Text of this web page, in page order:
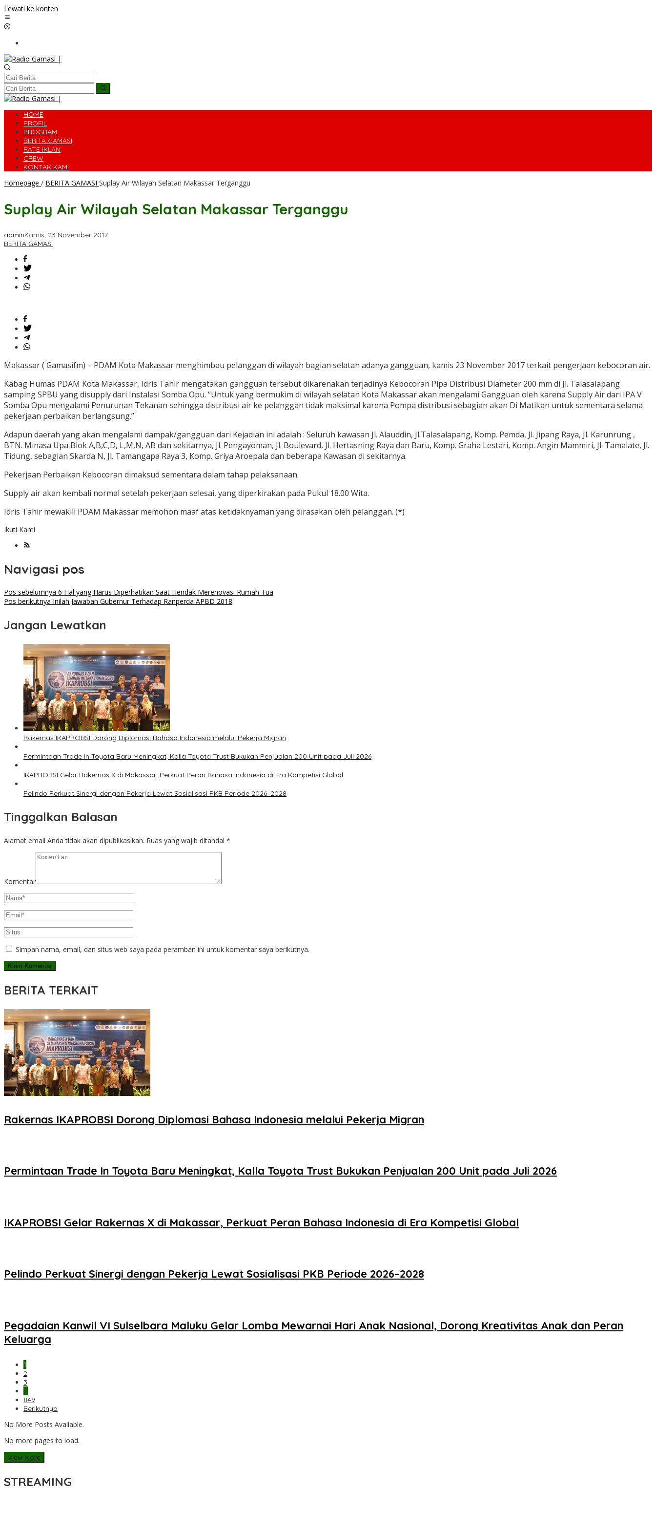
Lewati ke konten
HOME
PROFIL
PROGRAM
BERITA GAMASI
RATE IKLAN
CREW
KONTAK KAMI
Homepage / BERITA GAMASI Suplay Air Wilayah Selatan Makassar Terganggu
Suplay Air Wilayah Selatan Makassar Terganggu
adminKamis, 23 November 2017
BERITA GAMASI
Makassar ( Gamasifm) – PDAM Kota Makassar menghimbau pelanggan di wilayah bagian selatan adanya gangguan, kamis 23 November 2017 terkait pengerjaan kebocoran air.
Kabag Humas PDAM Kota Makassar, Idris Tahir mengatakan gangguan tersebut dikarenakan terjadinya Kebocoran Pipa Distribusi Diameter 200 mm di Jl. Talasalapang
samping SPBU yang disupply dari Instalasi Somba Opu. “Untuk yang bermukim di wilayah selatan Kota Makassar akan mengalami Gangguan oleh karena Supply Air dari IPA V
Somba Opu mengalami Penurunan Tekanan sehingga distribusi air ke pelanggan tidak maksimal karena Pompa distribusi sebagian akan Di Matikan untuk sementara selama
pekerjaan perbaikan berlangsung.”
Adapun daerah yang akan mengalami dampak/gangguan dari Kejadian ini adalah : Seluruh kawasan Jl. Alauddin, Jl.Talasalapang, Komp. Pemda, Jl. Jipang Raya, Jl. Karunrung ,
BTN. Minasa Upa Blok A,B,C,D, L,M,N, AB dan sekitarnya, Jl. Pengayoman, Jl. Boulevard, Jl. Hertasning Raya dan Baru, Komp. Graha Lestari, Komp. Angin Mammiri, Jl. Tamalate, Jl.
Tidung, sebagian Skarda N, Jl. Tamangapa Raya 3, Komp. Griya Aroepala dan beberapa Kawasan di sekitarnya.
Pekerjaan Perbaikan Kebocoran dimaksud sementara dalam tahap pelaksanaan.
Supply air akan kembali normal setelah pekerjaan selesai, yang diperkirakan pada Pukul 18.00 Wita.
Idris Tahir mewakili PDAM Makassar memohon maaf atas ketidaknyaman yang dirasakan oleh pelanggan. (*)
Ikuti Kami
Navigasi pos
Pos sebelumnya 6 Hal yang Harus Diperhatikan Saat Hendak Merenovasi Rumah Tua
Pos berikutnya Inilah Jawaban Gubernur Terhadap Ranperda APBD 2018
Jangan Lewatkan
Rakernas IKAPROBSI Dorong Diplomasi Bahasa Indonesia melalui Pekerja Migran
Permintaan Trade In Toyota Baru Meningkat, Kalla Toyota Trust Bukukan Penjualan 200 Unit pada Juli 2026
IKAPROBSI Gelar Rakernas X di Makassar, Perkuat Peran Bahasa Indonesia di Era Kompetisi Global
Pelindo Perkuat Sinergi dengan Pekerja Lewat Sosialisasi PKB Periode 2026–2028
Tinggalkan Balasan
Alamat email Anda tidak akan dipublikasikan. Ruas yang wajib ditandai *
Komentar
Simpan nama, email, dan situs web saya pada peramban ini untuk komentar saya berikutnya.
BERITA TERKAIT
Rakernas IKAPROBSI Dorong Diplomasi Bahasa Indonesia melalui Pekerja Migran
Permintaan Trade In Toyota Baru Meningkat, Kalla Toyota Trust Bukukan Penjualan 200 Unit pada Juli 2026
IKAPROBSI Gelar Rakernas X di Makassar, Perkuat Peran Bahasa Indonesia di Era Kompetisi Global
Pelindo Perkuat Sinergi dengan Pekerja Lewat Sosialisasi PKB Periode 2026–2028
Pegadaian Kanwil VI Sulselbara Maluku Gelar Lomba Mewarnai Hari Anak Nasional, Dorong Kreativitas Anak dan Peran
Keluarga
1
2
3
…
849
Berikutnya
No More Posts Available.
No more pages to load.
View More
STREAMING